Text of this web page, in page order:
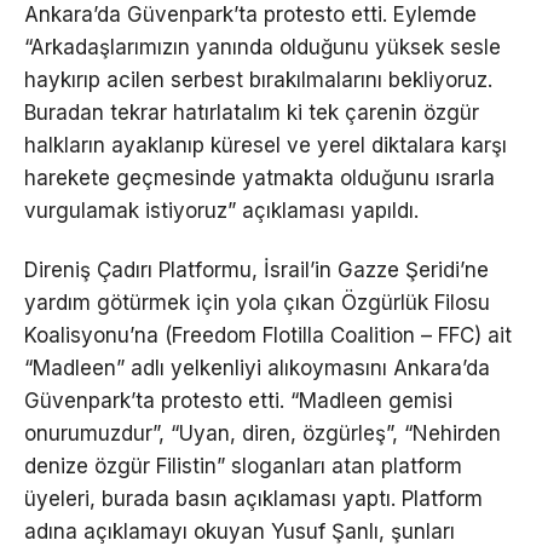
Ankara’da Güvenpark’ta protesto etti. Eylemde
“Arkadaşlarımızın yanında olduğunu yüksek sesle
haykırıp acilen serbest bırakılmalarını bekliyoruz.
Buradan tekrar hatırlatalım ki tek çarenin özgür
halkların ayaklanıp küresel ve yerel diktalara karşı
harekete geçmesinde yatmakta olduğunu ısrarla
vurgulamak istiyoruz” açıklaması yapıldı.
Direniş Çadırı Platformu, İsrail’in Gazze Şeridi’ne
yardım götürmek için yola çıkan Özgürlük Filosu
Koalisyonu’na (Freedom Flotilla Coalition – FFC) ait
“Madleen” adlı yelkenliyi alıkoymasını Ankara’da
Güvenpark’ta protesto etti. “Madleen gemisi
onurumuzdur”, “Uyan, diren, özgürleş”, “Nehirden
denize özgür Filistin” sloganları atan platform
üyeleri, burada basın açıklaması yaptı. Platform
adına açıklamayı okuyan Yusuf Şanlı, şunları